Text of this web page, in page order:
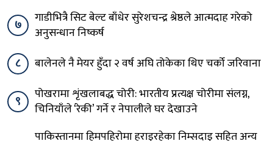
७
गाडीभित्रै सिट बेल्ट बाँधेर सुरेशचन्द्र श्रेष्ठले आत्मदाह गरेको
अनुसन्धान निष्कर्ष
८
बालेनले नै मेयर हुँदा २ वर्ष अघि तोकेका थिए चर्को जरिवाना
९
पोखरामा शृंखलाबद्ध चोरी: भारतीय प्रत्यक्ष चोरीमा संलग्न,
चिनियाँले ‘रेकी’ गर्ने र नेपालीले घर देखाउने
पाकिस्तानमा हिमपहिरोमा हराइरहेका निम्सदाइ सहित अन्य